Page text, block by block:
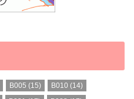
B005 (15) B010 (14)